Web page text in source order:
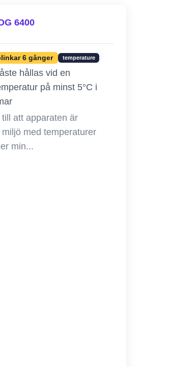
6400
6 gånger temperature
hållas vid en
på minst 5°C i
till att apparaten är
med temperaturer
min...